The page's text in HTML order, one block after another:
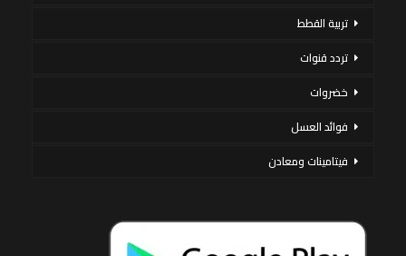
تربية القطط
تردد قنوات
خضروات
فوائد العسل
فيتامينات ومعادن